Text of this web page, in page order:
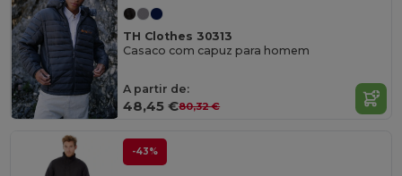
TH Clothes 30313
Casaco com capuz para homem
A partir de:
48,45 €80,32 €
-43%